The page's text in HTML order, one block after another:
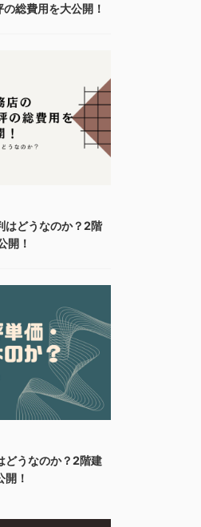
総費用を大公開！
はどうなのか？2階
開！
どうなのか？2階建
！